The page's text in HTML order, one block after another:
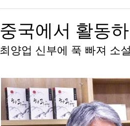
중국에서 활동
최양업 신부에 푹 빠져 소